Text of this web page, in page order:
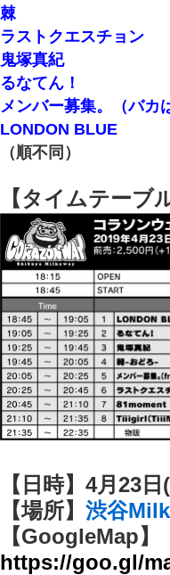
棘
ラストクエスチョン
鬼塚真紀
るなてん！
メンバー募集。（バカ
LONDON BLUE
（順不同）
【タイムテーブ
【日時】4月23
【場所】 渋谷
【GoogleMap】
https://goo.gl/